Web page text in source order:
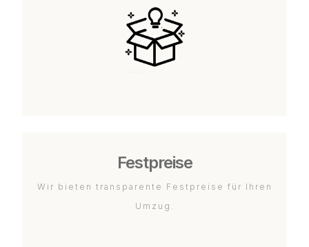
Festpreise
Wir bieten transparente Festpreise für Ihren
Umzug.